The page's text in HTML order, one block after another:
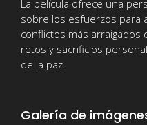
La película ofrece una
sobre los esfuerzos para
conflictos más arraigados
retos y sacrificios
de la paz.
Galería de